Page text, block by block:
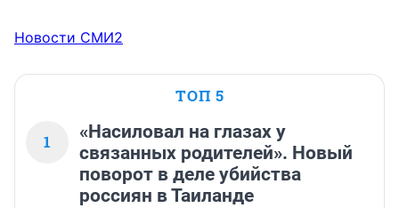
Новости СМИ2
ТОП 5
1
«Насиловал на глазах у
связанных родителей». Новый
поворот в деле убийства
россиян в Таиланде